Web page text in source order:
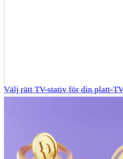
Välj rätt TV-stativ för din platt-